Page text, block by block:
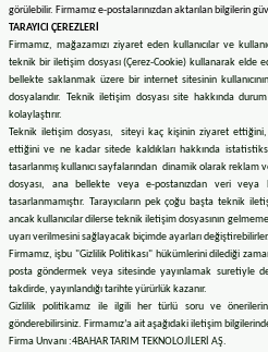
görülebilir. Firmamız e-postalarınızdan aktarılan bilgilerin
TARAYICI ÇEREZLERİ
Firmamız, mağazamızı ziyaret eden kullanıcılar ve
teknik bir iletişim dosyası (Çerez-Cookie) kullanarak elde
bellekte saklanmak üzere bir internet sitesinin
dosyalarıdır. Teknik iletişim dosyası site hakkında
kolaylaştırır.
Teknik iletişim dosyası, siteyi kaç kişinin ziyaret
ettiğini ve ne kadar sitede kaldıkları hakkında
tasarlanmış kullanıcı sayfalarından dinamik olarak reklam
dosyası, ana bellekte veya e-postanızdan veri
tasarlanmamıştır. Tarayıcıların pek çoğu başta teknik
ancak kullanıcılar dilerse teknik iletişim dosyasının
uyarı verilmesini sağlayacak biçimde ayarları değiştirebilirler.
Firmamız, işbu "Gizlilik Politikası" hükümlerini dilediği
posta göndermek veya sitesinde yayınlamak suretiyle
takdirde, yayınlandığı tarihte yürürlük kazanır.
Gizlilik politikamız ile ilgili her türlü soru ve
gönderebilirsiniz. Firmamız’a ait aşağıdaki iletişim
Firma Unvanı :4BAHAR TARIM TEKNOLOJİLERİ AŞ.